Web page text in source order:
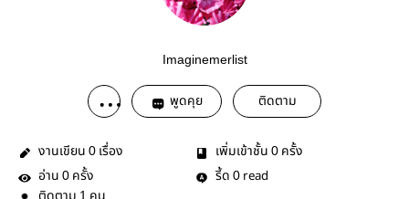
Imaginemerlist
พูดคุย ติดตาม
งานเขียน 0 เรื่อง เพิ่มเข้าชั้น 0 ครั้ง
อ่าน 0 ครั้ง รี้ด 0 read
1